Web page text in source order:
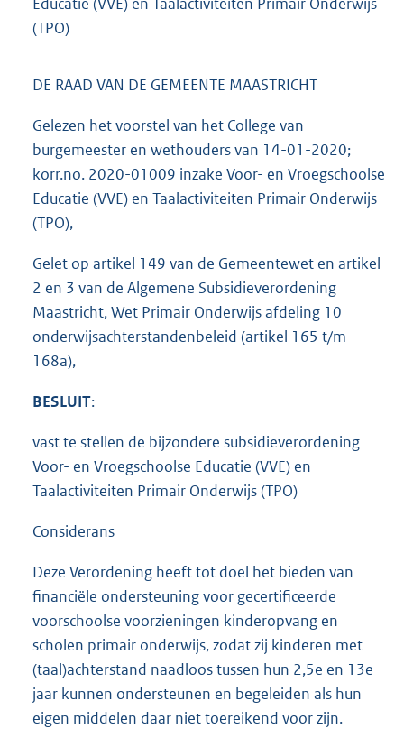
(TPO)
DE RAAD VAN DE GEMEENTE MAASTRICHT
Gelezen het voorstel van het College van
burgemeester en wethouders van 14-01-2020;
korr.no. 2020-01009 inzake Voor- en Vroegschoolse
Educatie (VVE) en Taalactiviteiten Primair Onderwijs
(TPO),
Gelet op artikel 149 van de Gemeentewet en artikel
2 en 3 van de Algemene Subsidieverordening
Maastricht, Wet Primair Onderwijs afdeling 10
onderwijsachterstandenbeleid (artikel 165 t/m
168a),
BESLUIT:
vast te stellen de bijzondere subsidieverordening
Voor- en Vroegschoolse Educatie (VVE) en
Taalactiviteiten Primair Onderwijs (TPO)
Considerans
Deze Verordening heeft tot doel het bieden van
financiële ondersteuning voor gecertificeerde
voorschoolse voorzieningen kinderopvang en
scholen primair onderwijs, zodat zij kinderen met
(taal)achterstand naadloos tussen hun 2,5e en 13e
jaar kunnen ondersteunen en begeleiden als hun
eigen middelen daar niet toereikend voor zijn.